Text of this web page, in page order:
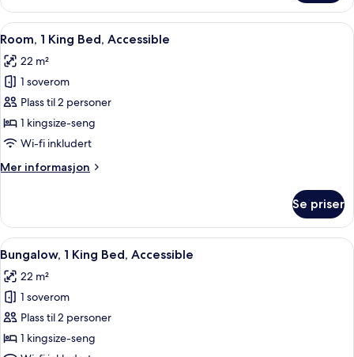
1
King
Bed,
Åpne
alle
bildene
av
Room,
1
King
Accessible
4
Room, 1 King Bed, Accessible
22 m²
1 soverom
Plass til 2 personer
1 kingsize-seng
Wi-fi inkludert
Mer informasjon
Mer
1
King
Bed,
Accessible
Se priser
Åpne
alle
bildene
av
Bungalow,
1
Sengetøy av topp kvalitet, safe på
4
Bungalow, 1 King Bed, Accessible
22 m²
1 soverom
Plass til 2 personer
1 kingsize-seng